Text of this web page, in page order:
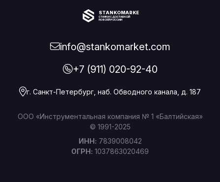
STANKOMARKET
СТАНКИ С ДОСТАВКОЙ
ПО ВСЕЙ РОССИИ
info@stankomarket.com
+7 (911) 020-92-40
г. Санкт-Петербург, наб. Обводного канала, д. 187
ООО «Инструментальная компания № 1 «Балтийская»
© 1991-2025
ИНН: 7839008042
ОГРН: 1037863020469